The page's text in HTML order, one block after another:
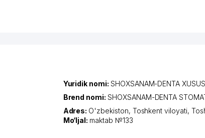
Yuridik nomi: SHOXSANAM-DENTA
Brend nomi: SHOXSANAM-DENTA
Adres: O'zbekiston, Toshkent viloyati,
Mo‘ljal: maktab №133